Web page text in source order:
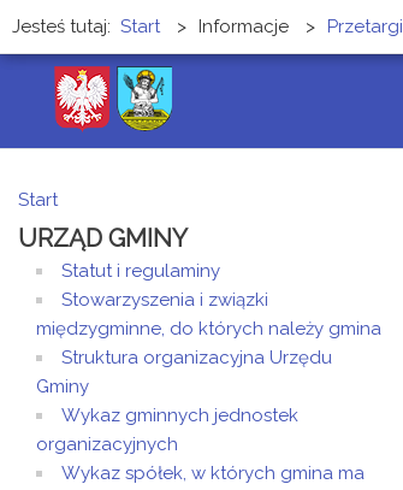
Jesteś tutaj: Start > Informacje > Przetargi
Start
URZĄD GMINY
Statut i regulaminy
Stowarzyszenia i związki
międzygminne, do których należy gmina
Struktura organizacyjna Urzędu
Gminy
Wykaz gminnych jednostek
organizacyjnych
Wykaz spółek, w których gmina ma